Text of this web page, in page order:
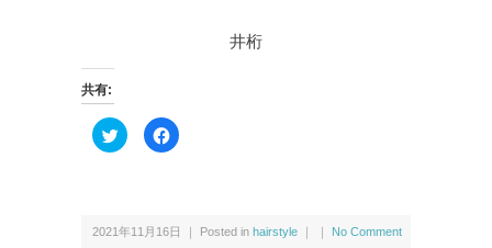
井桁
共有:
ク
リ
w
i
F
a
k
で
2021年11月16日 ｜ Posted in hairstyle ｜ ｜ No Comment